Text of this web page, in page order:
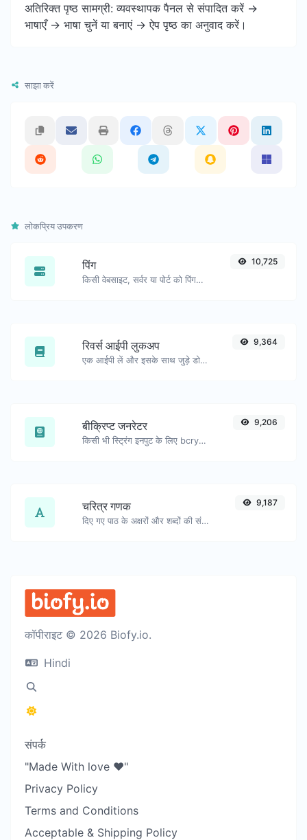
अतिरिक्त पृष्ठ सामग्री: व्यवस्थापक पैनल से संपादित करें ->
भाषाएँ -> भाषा चुनें या बनाएं -> ऐप पृष्ठ का अनुवाद करें।
साझा करें
लोकप्रिय उपकरण
पिंग
किसी वेबसाइट, सर्वर या पोर्ट को पिंग करें।
10,725
रिवर्स आईपी लुकअप
एक आईपी लें और इसके साथ जुड़े डोमेन/होस्ट की तलाश करें।
9,364
बीक्रिप्ट जनरेटर
किसी भी स्ट्रिंग इनपुट के लिए bcrypt पासवर्ड हैश उत्पन्न करें।
9,206
चरित्र गणक
दिए गए पाठ के अक्षरों और शब्दों की संख्या गिनें।
9,187
कॉपीराइट © 2026 Biofy.io.
Hindi
संपर्क
"Made With love ❤️"
Privacy Policy
Terms and Conditions
Acceptable & Shipping Policy